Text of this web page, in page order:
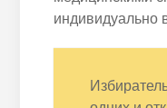
индивидуально